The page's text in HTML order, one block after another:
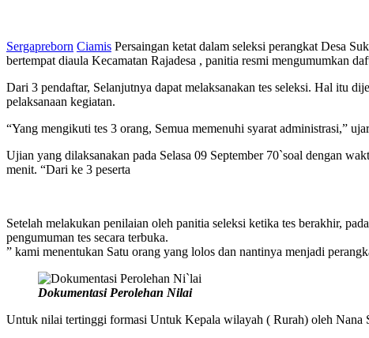
Sergapreborn Ciamis Persaingan ketat dalam seleksi perangkat Desa
bertempat diaula Kecamatan Rajadesa , panitia resmi mengumumkan
Dari 3 pendaftar, Selanjutnya dapat melaksanakan tes seleksi. Hal itu
pelaksanaan kegiatan.
“Yang mengikuti tes 3 orang, Semua memenuhi syarat administrasi,”
Ujian yang dilaksanakan pada Selasa 09 September 70`soal dengan
menit. “Dari ke 3 peserta
Setelah melakukan penilaian oleh panitia seleksi ketika tes berakhir,
pengumuman tes secara terbuka.
” kami menentukan Satu orang yang lolos dan nantinya menjadi
Dokumentasi Perolehan Nilai
Untuk nilai tertinggi formasi Untuk Kepala wilayah ( Rurah) oleh Nana